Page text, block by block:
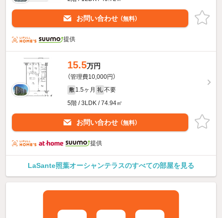
お問い合わせ （無料）
提供
15.5万円
（管理費10,000円）
敷 1.5ヶ月 礼 不要
5階 / 3LDK / 74.94㎡
お問い合わせ （無料）
提供
LaSante照葉オーシャンテラスのすべての部屋を見る